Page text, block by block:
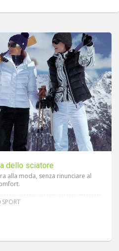
dello sciatore
alla moda, senza rinunciare al
SPORT